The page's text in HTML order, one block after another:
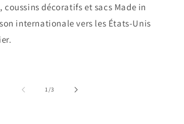
décoratifs et sacs Made in
internationale vers les États-Unis
1/de
3